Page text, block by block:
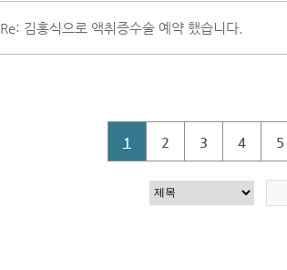
Re: 김홍식으로 액취증수술 예약 했습니다.
1 2 3 4 5